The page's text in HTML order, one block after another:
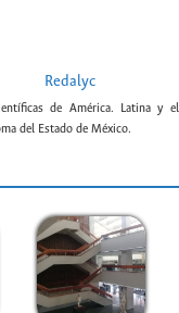
Redalyc
de América. Latina y
del Estado de México.